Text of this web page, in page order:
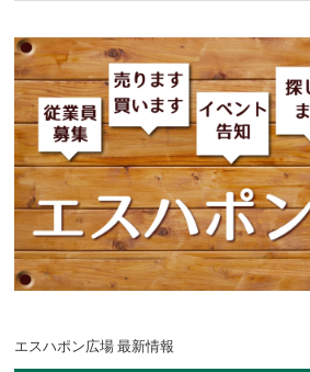
エスハポン広場 最新情報